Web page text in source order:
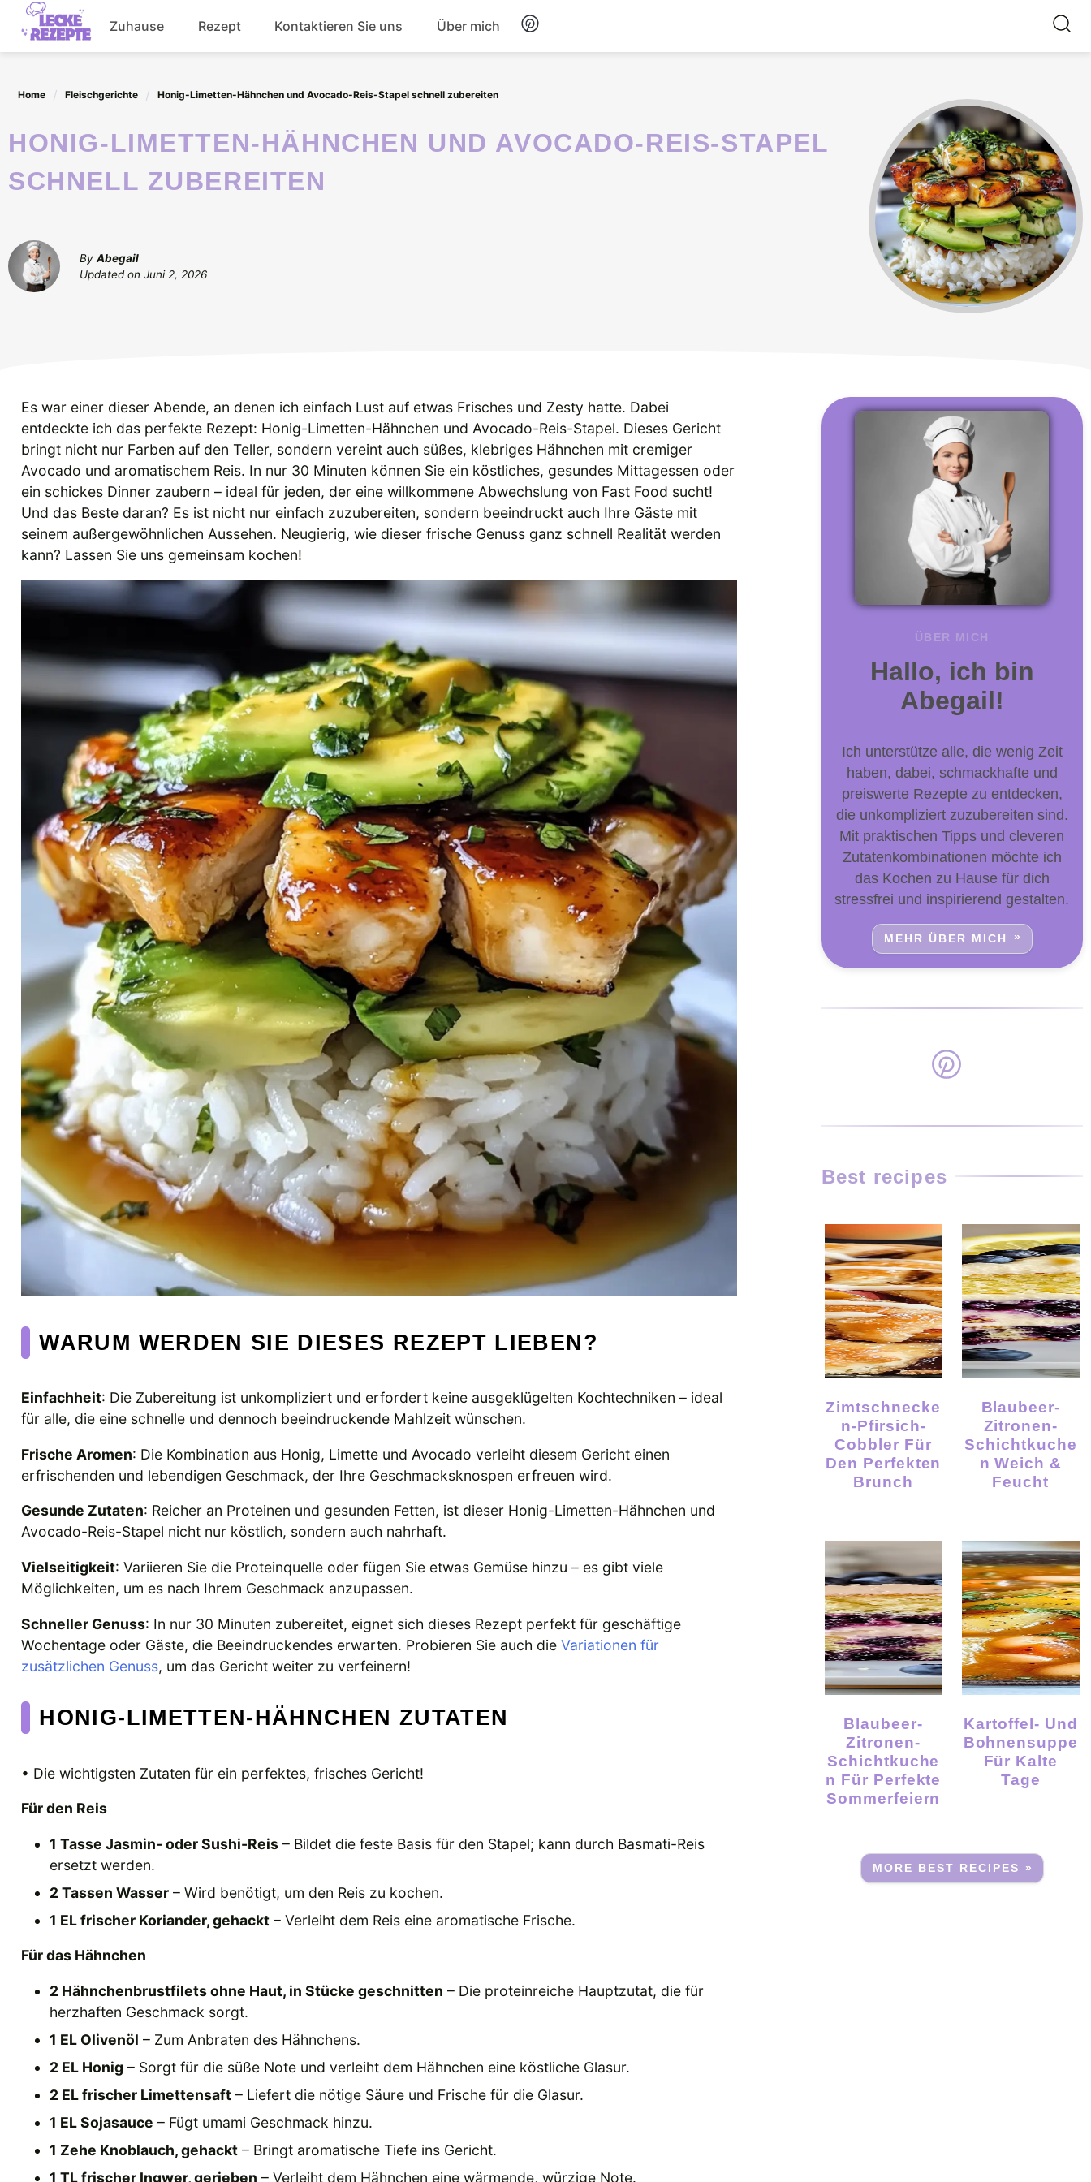
Skip
content
Zuhause Rezept Kontaktieren Sie uns Über mich
Home Fleischgerichte Honig-Limetten-Hähnchen und Avocado-Reis-Stapel schnell zubereiten
HONIG-LIMETTEN-HÄHNCHEN UND AVOCADO-REIS-STAPEL
SCHNELL ZUBEREITEN
By Abegail
Updated on Juni 2, 2026
Es war einer dieser Abende, an denen ich einfach Lust auf etwas Frisches und Zesty hatte. Dabei
entdeckte ich das perfekte Rezept: Honig-Limetten-Hähnchen und Avocado-Reis-Stapel. Dieses Gericht
bringt nicht nur Farben auf den Teller, sondern vereint auch süßes, klebriges Hähnchen mit cremiger
Avocado und aromatischem Reis. In nur 30 Minuten können Sie ein köstliches, gesundes Mittagessen oder
ein schickes Dinner zaubern – ideal für jeden, der eine willkommene Abwechslung von Fast Food sucht!
Und das Beste daran? Es ist nicht nur einfach zuzubereiten, sondern beeindruckt auch Ihre Gäste mit
seinem außergewöhnlichen Aussehen. Neugierig, wie dieser frische Genuss ganz schnell Realität werden
kann? Lassen Sie uns gemeinsam kochen!
WARUM WERDEN SIE DIESES REZEPT LIEBEN?
Einfachheit: Die Zubereitung ist unkompliziert und erfordert keine ausgeklügelten Kochtechniken – ideal
für alle, die eine schnelle und dennoch beeindruckende Mahlzeit wünschen.
Frische Aromen: Die Kombination aus Honig, Limette und Avocado verleiht diesem Gericht einen
erfrischenden und lebendigen Geschmack, der Ihre Geschmacksknospen erfreuen wird.
Gesunde Zutaten: Reicher an Proteinen und gesunden Fetten, ist dieser Honig-Limetten-Hähnchen und
Avocado-Reis-Stapel nicht nur köstlich, sondern auch nahrhaft.
Vielseitigkeit: Variieren Sie die Proteinquelle oder fügen Sie etwas Gemüse hinzu – es gibt viele
Möglichkeiten, um es nach Ihrem Geschmack anzupassen.
Schneller Genuss: In nur 30 Minuten zubereitet, eignet sich dieses Rezept perfekt für geschäftige
Wochentage oder Gäste, die Beeindruckendes erwarten. Probieren Sie auch die Variationen für
zusätzlichen Genuss, um das Gericht weiter zu verfeinern!
HONIG-LIMETTEN-HÄHNCHEN ZUTATEN
• Die wichtigsten Zutaten für ein perfektes, frisches Gericht!
Für den Reis
1 Tasse Jasmin- oder Sushi-Reis – Bildet die feste Basis für den Stapel; kann durch Basmati-Reis
ersetzt werden.
2 Tassen Wasser – Wird benötigt, um den Reis zu kochen.
1 EL frischer Koriander, gehackt – Verleiht dem Reis eine aromatische Frische.
Für das Hähnchen
2 Hähnchenbrustfilets ohne Haut, in Stücke geschnitten – Die proteinreiche Hauptzutat, die für
herzhaften Geschmack sorgt.
1 EL Olivenöl – Zum Anbraten des Hähnchens.
2 EL Honig – Sorgt für die süße Note und verleiht dem Hähnchen eine köstliche Glasur.
2 EL frischer Limettensaft – Liefert die nötige Säure und Frische für die Glasur.
1 EL Sojasauce – Fügt umami Geschmack hinzu.
1 Zehe Knoblauch, gehackt – Bringt aromatische Tiefe ins Gericht.
1 TL frischer Ingwer, gerieben – Verleiht dem Hähnchen eine wärmende, würzige Note.
ÜBER MICH
Hallo, ich bin
Abegail!
Ich unterstütze alle, die wenig Zeit
haben, dabei, schmackhafte und
preiswerte Rezepte zu entdecken,
die unkompliziert zuzubereiten sind.
Mit praktischen Tipps und cleveren
Zutatenkombinationen möchte ich
das Kochen zu Hause für dich
stressfrei und inspirierend gestalten.
MEHR ÜBER MICH
Best recipes
Zimtschnecke
N-Pfirsich-
Cobbler Für
Den Perfekten
Brunch
Blaubeer-
Zitronen-
Schichtkuche
N Weich &
Feucht
Blaubeer-
Zitronen-
Schichtkuche
N Für Perfekte
Sommerfeiern
Kartoffel- Und
Bohnensuppe
Für Kalte
Tage
MORE BEST RECIPES »